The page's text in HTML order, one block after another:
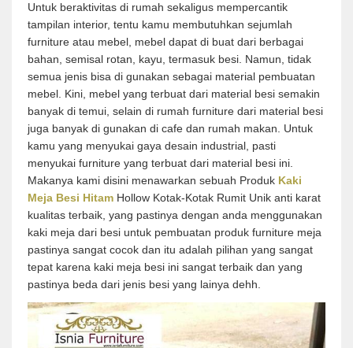
Untuk beraktivitas di rumah sekaligus mempercantik
tampilan interior, tentu kamu membutuhkan sejumlah
furniture atau mebel, mebel dapat di buat dari berbagai
bahan, semisal rotan, kayu, termasuk besi. Namun, tidak
semua jenis bisa di gunakan sebagai material pembuatan
mebel. Kini, mebel yang terbuat dari material besi semakin
banyak di temui, selain di rumah furniture dari material besi
juga banyak di gunakan di cafe dan rumah makan. Untuk
kamu yang menyukai gaya desain industrial, pasti
menyukai furniture yang terbuat dari material besi ini.
Makanya kami disini menawarkan sebuah Produk Kaki
Meja Besi Hitam Hollow Kotak-Kotak Rumit Unik anti karat
kualitas terbaik, yang pastinya dengan anda menggunakan
kaki meja dari besi untuk pembuatan produk furniture meja
pastinya sangat cocok dan itu adalah pilihan yang sangat
tepat karena kaki meja besi ini sangat terbaik dan yang
pastinya beda dari jenis besi yang lainya dehh.